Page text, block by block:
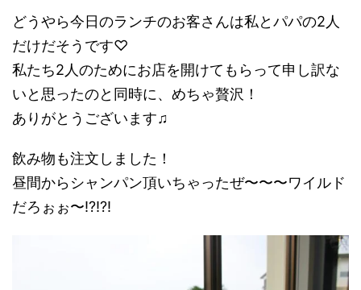
どうやら今日のランチのお客さんは私とパパの2人
だけだそうです♡
私たち2人のためにお店を開けてもらって申し訳な
いと思ったのと同時に、めちゃ贅沢！
ありがとうございます♫
飲み物も注文しました！
昼間からシャンパン頂いちゃったぜ〜〜〜ワイルド
だろぉぉ〜!?!?!